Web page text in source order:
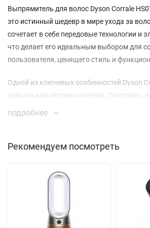
Выпрямитель для волос Dyson Corrale
это истинный шедевр в мире ухода за
сочетает в себе передовые технологии и
что делает его идеальным выбором для
пользователя, ценящего стиль и
Одной из ключевых особенностей Dyson
уникальная система нагрева. Пластины,
марганцево-медного сплава,
укладывать волосы быстрее и с меньшим
их здоровья и блеска.
В отличие от традиционных
работает от встроенного аккумулятора,
мобильность. Вы можете наслаждаться
подробнее
Рекомендуем посмотреть